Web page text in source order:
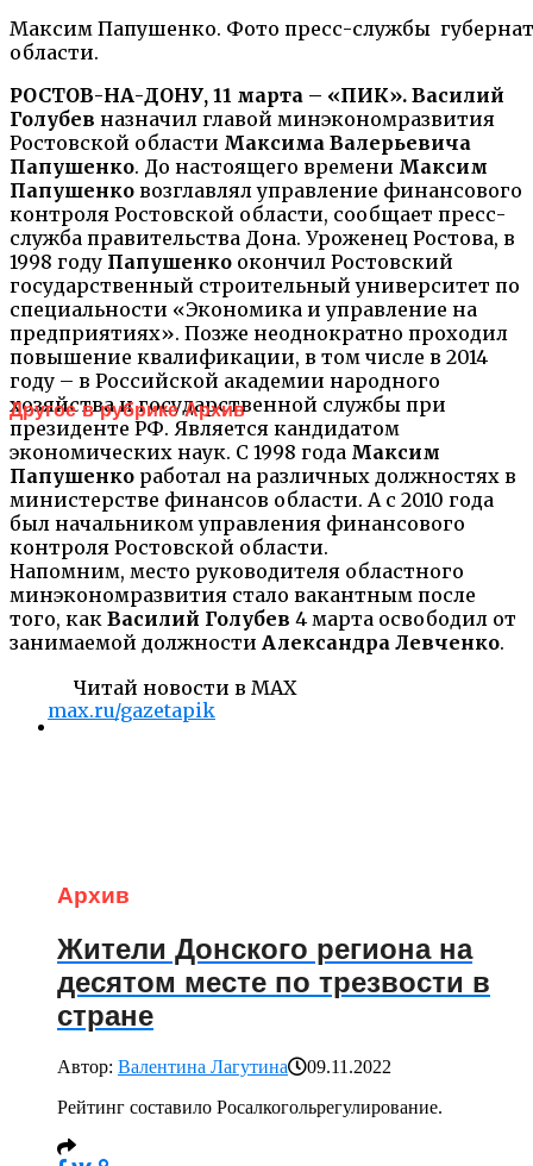
Максим Папушенко. Фото пресс-службы
области.
РОСТОВ-НА-ДОНУ, 11 марта – «ПИК». Василий
Голубев назначил главой минэкономразвития
Ростовской области Максима Валерьевича
Папушенко. До настоящего времени Максим
Папушенко возглавлял управление финансового
контроля Ростовской области, сообщает пресс-
служба правительства Дона. Уроженец Ростова, в
1998 году Папушенко окончил Ростовский
государственный строительный университет по
специальности «Экономика и управление на
предприятиях». Позже неоднократно проходил
повышение квалификации, в том числе в 2014
году – в Российской академии народного
хозяйства и государственной службы при
президенте РФ. Является кандидатом
экономических наук. С 1998 года Максим
Папушенко работал на различных должностях в
министерстве финансов области. А с 2010 года
был начальником управления финансового
контроля Ростовской области.
Напомним, место руководителя областного
минэкономразвития стало вакантным после
того, как Василий Голубев 4 марта освободил от
занимаемой должности Александра Левченко.
Читай новости в MAX
max.ru/gazetapik
Другое в рубрике Архив
Архив
Жители Донского региона на
десятом месте по трезвости в
стране
Автор: Валентина Лагутина
09.11.2022
Рейтинг составило Росалкогольрегулирование.